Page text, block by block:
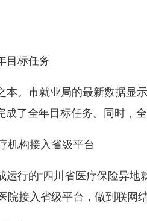
标任务
。市就业局的最新数据显示
成了全年目标任务。同时，
构接入省级平台
的“四川省医疗保险异地
院接入省级平台，做到联网